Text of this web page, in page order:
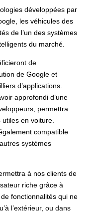
développées par
les véhicules des
de l’un des systèmes
du marché.
de
de Google et
d’applications.
approfondi d’une
permettra
en voiture.
compatible
systèmes
à nos clients de
riche grâce à
fonctionnalités qui ne
l’extérieur, ou dans